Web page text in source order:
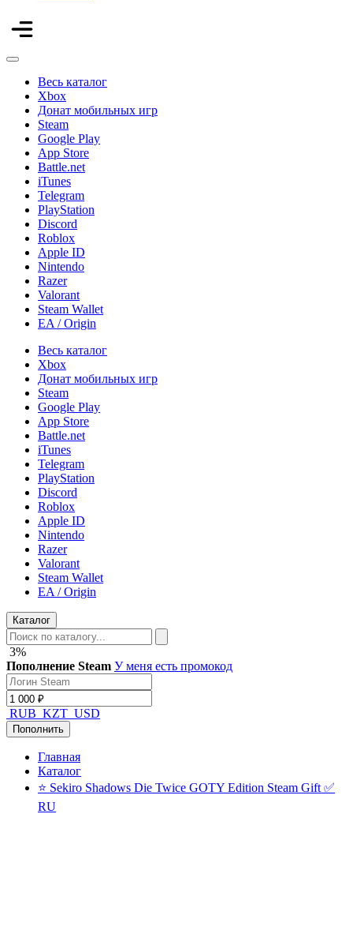
Весь каталог
Xbox
Донат мобильных игр
Steam
Google Play
App Store
Battle.net
iTunes
Telegram
PlayStation
Discord
Roblox
Apple ID
Nintendo
Razer
Valorant
Steam Wallet
EA / Origin
Весь каталог
Xbox
Донат мобильных игр
Steam
Google Play
App Store
Battle.net
iTunes
Telegram
PlayStation
Discord
Roblox
Apple ID
Nintendo
Razer
Valorant
Steam Wallet
EA / Origin
Каталог
3%
Пополнение Steam У меня есть промокод
RUB KZT USD
Пополнить
Главная
Каталог
⭐ Sekiro Shadows Die Twice GOTY Edition Steam Gift ✅
RU